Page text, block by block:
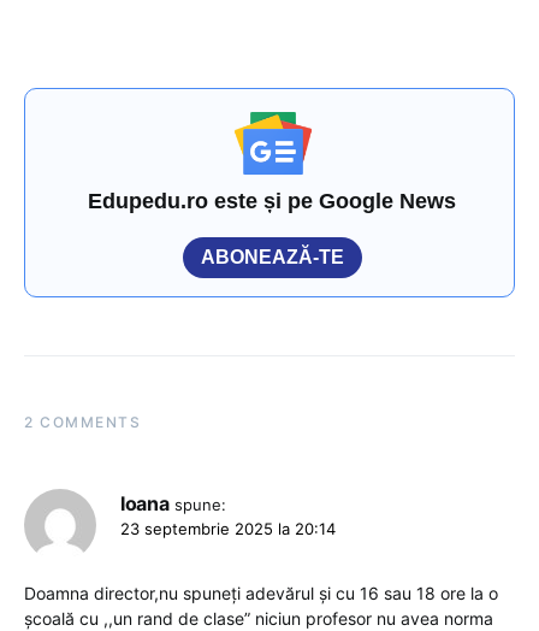
Edupedu.ro este și pe Google News
ABONEAZĂ-TE
2 COMMENTS
Ioana spune:
23 septembrie 2025 la 20:14
Doamna director,nu spuneți adevărul și cu 16 sau 18 ore la o
școală cu ,,un rand de clase” niciun profesor nu avea norma